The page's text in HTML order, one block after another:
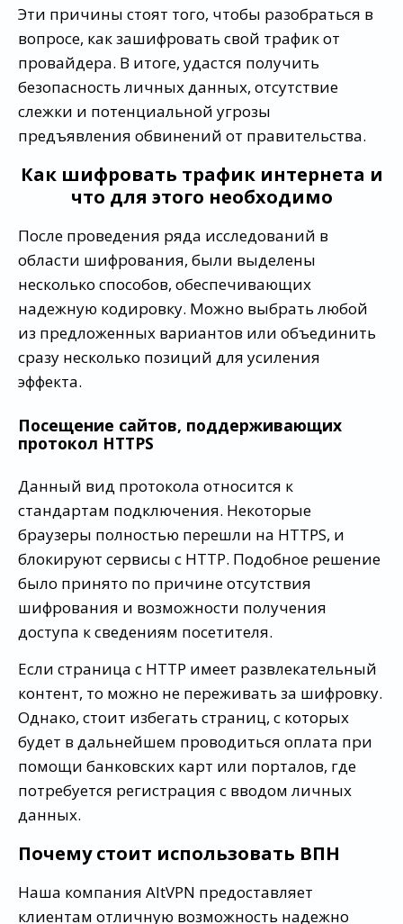
Эти причины стоят того, чтобы разобраться в
вопросе, как зашифровать свой трафик от
провайдера. В итоге, удастся получить
безопасность личных данных, отсутствие
слежки и потенциальной угрозы
предъявления обвинений от правительства.
Как шифровать трафик интернета и
что для этого необходимо
После проведения ряда исследований в
области шифрования, были выделены
несколько способов, обеспечивающих
надежную кодировку. Можно выбрать любой
из предложенных вариантов или объединить
сразу несколько позиций для усиления
эффекта.
Посещение сайтов, поддерживающих
протокол HTTPS
Данный вид протокола относится к
стандартам подключения. Некоторые
браузеры полностью перешли на HTTPS, и
блокируют сервисы с HTTP. Подобное решение
было принято по причине отсутствия
шифрования и возможности получения
доступа к сведениям посетителя.
Если страница с HTTP имеет развлекательный
контент, то можно не переживать за шифровку.
Однако, стоит избегать страниц, с которых
будет в дальнейшем проводиться оплата при
помощи банковских карт или порталов, где
потребуется регистрация с вводом личных
данных.
Почему стоит использовать ВПН
Наша компания AltVPN предоставляет
клиентам отличную возможность надежно